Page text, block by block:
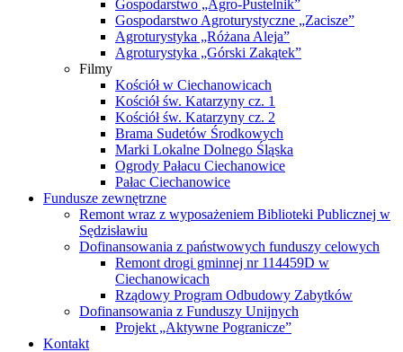
Gospodarstwo „Agro-Pustelnik”
Gospodarstwo Agroturystyczne „Zacisze”
Agroturystyka „Różana Aleja”
Agroturystyka „Górski Zakątek”
Filmy
Kościół w Ciechanowicach
Kościół św. Katarzyny cz. 1
Kościół św. Katarzyny cz. 2
Brama Sudetów Środkowych
Marki Lokalne Dolnego Śląska
Ogrody Pałacu Ciechanowice
Pałac Ciechanowice
Fundusze zewnętrzne
Remont wraz z wyposażeniem Biblioteki Publicznej w
Sędzisławiu
Dofinansowania z państwowych funduszy celowych
Remont drogi gminnej nr 114459D w
Ciechanowicach
Rządowy Program Odbudowy Zabytków
Dofinansowania z Funduszy Unijnych
Projekt „Aktywne Pogranicze”
Kontakt